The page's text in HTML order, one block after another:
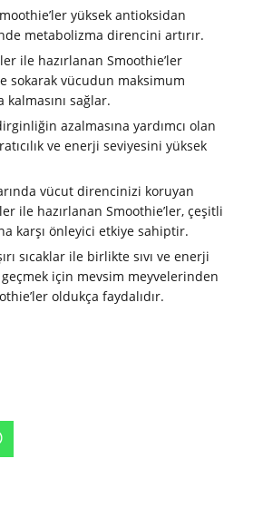
yüksek antioksidan
metabolizma direncini artırır.
ile hazırlanan Smoothie’ler
sokarak vücudun maksimum
sağlar.
azalmasına yardımcı olan
ve enerji seviyesini yüksek
vücut direncinizi koruyan
ile hazırlanan Smoothie’ler, çeşitli
karşı önleyici etkiye sahiptir.
sıcaklar ile birlikte sıvı ve enerji
geçmek için mevsim meyvelerinden
oldukça faydalıdır.